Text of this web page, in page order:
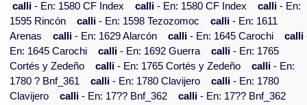
calli- En: 1580 CF Index calli- En: 1580 CF Index calli- En:
1595 Rincón
calli- En: 1598 Tezozomoc calli- En: 1611
Arenas
calli- En: 1629 Alarcón calli- En: 1645 Carochi calli
En: 1645 Carochi
calli- En: 1692 Guerra calli- En: 1765
Cortés y Zedeño
calli- En: 1765 Cortés y Zedeño calli- En:
1780 ? Bnf_361
calli- En: 1780 Clavijero calli- En: 1780
Clavijero
calli- En: 17?? Bnf_362 calli- En: 17?? Bnf_362